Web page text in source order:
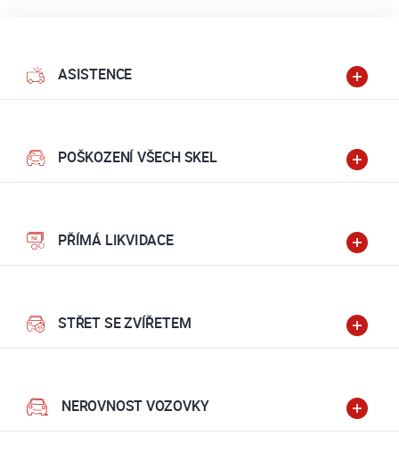
ASISTENCE
POŠKOZENÍ VŠECH SKEL
PŘÍMÁ LIKVIDACE
STŘET SE ZVÍŘETEM
NEROVNOST VOZOVKY